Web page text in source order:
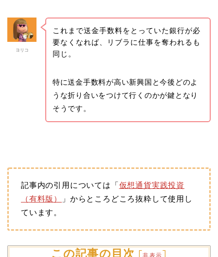
ヨリコ
これまで送金手数料をとっていた銀行が必
要なくなれば、リブラに仕事を奪われるも
同じ。
特に送金手数料が高い新興国と今後どのよ
うな折り合いをつけて行くのかが鍵となり
そうです。
記事内の引用については「 仮想通貨実践投資
（有料版）
」からところどころ抜粋して使用し
ています。
この記事の目次 [非表示]